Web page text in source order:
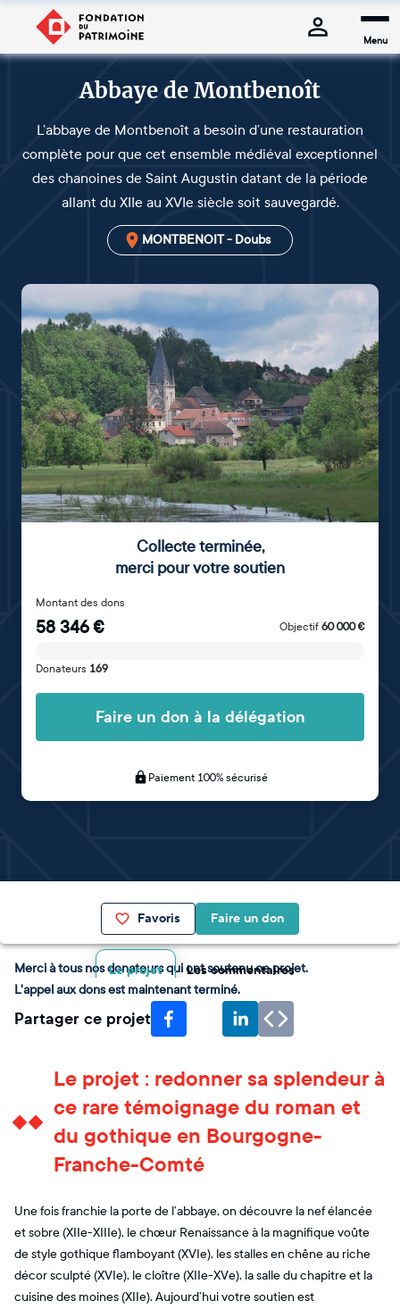
Menu
Abbaye de Montbenoît
L’abbaye de Montbenoît a besoin d’une restauration
complète pour que cet ensemble médiéval exceptionnel
des chanoines de Saint Augustin datant de la période
allant du XIIe au XVIe siècle soit sauvegardé.
MONTBENOIT - Doubs
Collecte terminée,
merci pour votre soutien
Montant des dons
58 346€ Objectif 60 000€
Donateurs 169
Faire un don à la délégation
Paiement 100% sécurisé
Favoris Faire un don
Le projet Les commentaires
Merci à tous nos donateurs qui ont soutenu ce projet.
L'appel aux dons est maintenant terminé.
Partager ce projet
Le projet : redonner sa splendeur à
ce rare témoignage du roman et
du gothique en Bourgogne-
Franche-Comté
Une fois franchie la porte de l’abbaye, on découvre la nef élancée
et sobre (XIIe-XIIIe), le chœur Renaissance à la magnifique voûte
de style gothique flamboyant (XVIe), les stalles en chêne au riche
décor sculpté (XVIe), le cloître (XIIe-XVe), la salle du chapitre et la
cuisine des moines (XIIe). Aujourd’hui votre soutien est